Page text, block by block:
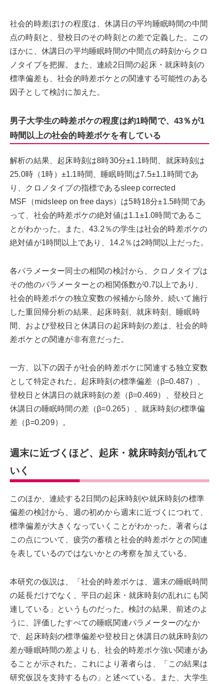
社会的時差ぼけの程度は、休講日の平均睡眠時間の中間
点の時刻と、登校日のその時刻との差で定義した。この
ほかに、休講日の平均睡眠時間の中間点の時刻からクロ
ノタイプを把握。また、連続2日間の起床・就床時刻の
標準偏差も、社会的時差ボケとの関連する可能性のある
因子として検討に加えた。
男子大学生の時差ボケの程度は約1時間で、43％が1
時間以上の社会的時差ボケを有している
解析の結果、起床時刻は8時30分±1.1時間、就床時刻は
25.0時（1時）±1.1時間、睡眠時間は7.5±1.1時間であ
り、クロノタイプの指標であるsleep corrected
MSF（midsleep on free days）は5時18分±1.5時間であ
って、社会的時差ボケの絶対値は1.1±1.0時間であるこ
とがわかった。また、43.2％の学生は社会的時差ボケの
絶対値が1時間以上であり、14.2％は2時間以上だった。
各パラメーター同士の相関の検討から、クロノタイプは
その他のパラメーターとの相関係数が0.7以上であり、
社会的時差ボケの独立変数の候補から除外。続いて施行
した重回帰分析の結果、起床時刻、就床時刻、睡眠時
間、および登校日と休講日の起床時刻の差は、社会的時
差ボケとの関連が非有意だった。
一方、以下の因子が社会的時差ボケに関連する独立変数
として特定された。起床時刻の標準偏差（β=0.487）、
登校日と休講日の就床時刻の差（β=0.469）、登校日と
休講日の睡眠時間の差（β=0.265）、就床時刻の標準偏
差（β=0.209）。
週末に近づくほど、起床・就床時刻が乱れて
いく
このほか、連続する2日間の起床時刻や就床時刻の標準
偏差の検討から、週の初めから週末に近づくにつれて、
標準偏差が大きくなっていくことがわかった。著者らは
この点について、疲労の蓄積と社会的時差ボケとの関連
を表しているのではないかとの考察を加えている。
本研究の仮説は、「社会的時差ボケは、週末の睡眠時間
の延長だけでなく、平日の起床・就床時刻の乱れにも関
連している」というものだった。検討の結果、前述のよ
うに、評価したすべての睡眠関連パラメーターのなか
で、起床時刻の標準偏差や登校日と休講日の就床時刻の
差が睡眠時間の差よりも、社会的時差ボケ強い関連があ
ることが示された。これにより著者らは、「この結果は
研究仮説を支持するもの」と述べている。また、大学生